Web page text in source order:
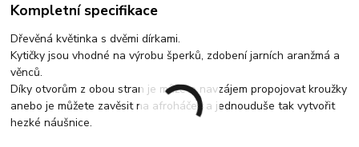
Kompletní specifikace
Dřevěná květinka s dvěmi dírkami.
Kytičky jsou vhodné na výrobu šperků, zdobení jarních aranžmá a
věnců.
Díky otvorům z obou stran je můžete navzájem propojovat kroužky
anebo je můžete zavěsit na afroháček a jednouduše tak vytvořit
hezké náušnice.